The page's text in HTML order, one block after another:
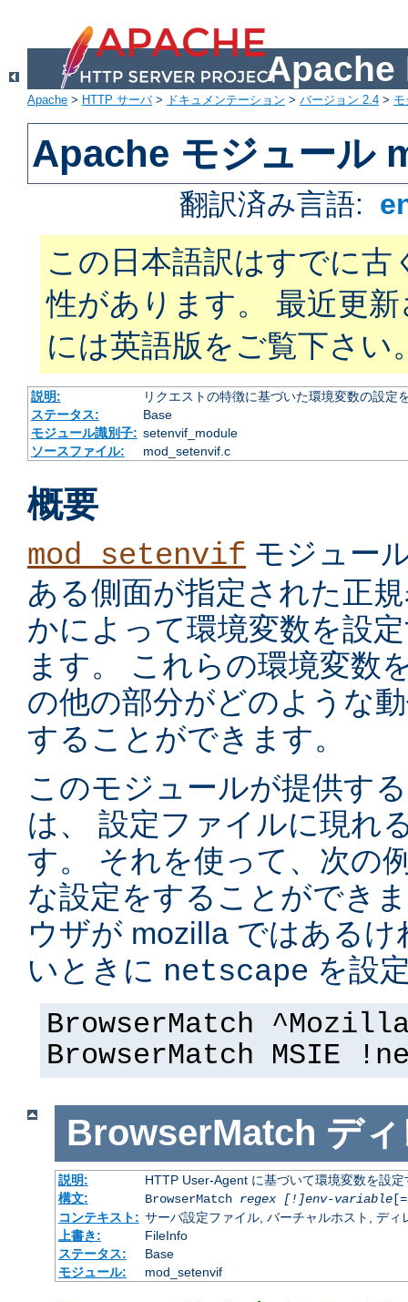
Apache
Apache > HTTP サーバ> ドキュメンテーション > バージョン 2.4 >
Apache モジュール
翻訳済み言語:
この日本語訳はすでに古
性があります。 最近更
には英語版をご覧下さい
説明:
リクエストの特徴に基づいた環境変数の設定
ステータス:
Base
モジュール識別子: setenvif_module
ソースファイル:
mod_setenvif.c
概要
mod_setenvif モジュー
ある側面が指定された正
かによって環境変数を設
ます。 これらの環境変数
の他の部分がどのような
することができます。
このモジュールが提供す
は、 設定ファイルに現れ
す。 それを使って、次の
な設定をすることができ
ウザが mozilla ではある
いときに netscape を設
BrowserMatch
BrowserMatch MSIE
BrowserMatch デ
説明:
HTTP User-Agent に基づいて環境変数を設定
構文:
BrowserMatch regex [!]env-variable[=
コンテキスト: サーバ設定ファイル, バーチャルホスト, ディ
上書き:
FileInfo
ステータス:
Base
モジュール:
mod_setenvif